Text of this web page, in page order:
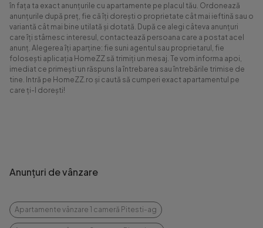
în fața ta exact anunțurile cu apartamente pe placul tău. Ordonează
anunțurile după preț, fie că îți dorești o proprietate cât mai ieftină sau o
variantă cât mai bine utilată și dotată. După ce alegi câteva anunțuri
care îți stârnesc interesul, contactează persoana care a postat acel
anunț. Alegerea îți aparține: fie suni agentul sau proprietarul, fie
folosești aplicația HomeZZ să trimiți un mesaj. Te vom informa apoi,
imediat ce primești un răspuns la întrebarea sau întrebările trimise de
tine. Intră pe HomeZZ.ro și caută să cumperi exact apartamentul pe
care ți-l dorești!
Anunțuri de vânzare
Apartamente vânzare 1 cameră Pitesti-ag